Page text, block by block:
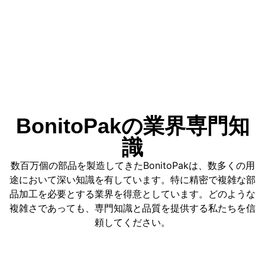
BonitoPakの業界専門知
識
数百万個の部品を製造してきたBonitoPakは、数多くの用
途において深い知識を有しています。特に精密で複雑な部
品加工を必要とする業界を得意としています。どのような
複雑さであっても、専門知識と品質を提供する私たちを信
頼してください。